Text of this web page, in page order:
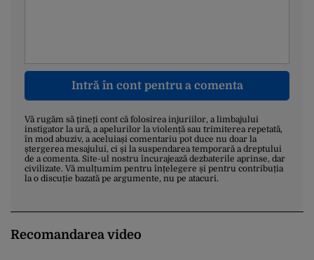
Intră în cont pentru a comenta
Vă rugăm să țineți cont că folosirea injuriilor, a limbajului
instigator la ură, a apelurilor la violență sau trimiterea repetată,
în mod abuziv, a aceluiași comentariu pot duce nu doar la
ștergerea mesajului, ci și la suspendarea temporară a dreptului
de a comenta. Site-ul nostru încurajează dezbaterile aprinse, dar
civilizate. Vă mulțumim pentru înțelegere și pentru contribuția
la o discuție bazată pe argumente, nu pe atacuri.
Recomandarea video